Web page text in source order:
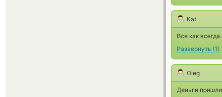
Kat
Все как
Развернуть (1)
Oleg
Деньги